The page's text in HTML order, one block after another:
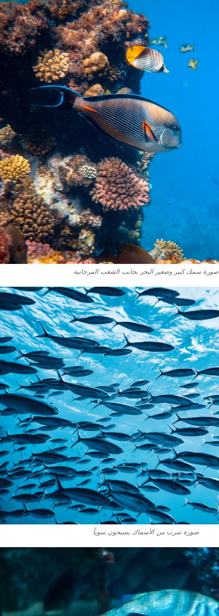
صورة سمك كبير وصغير البحر بجانب الشعب المرجانية
صورة سرب من الأسماك يسبحون سوياً